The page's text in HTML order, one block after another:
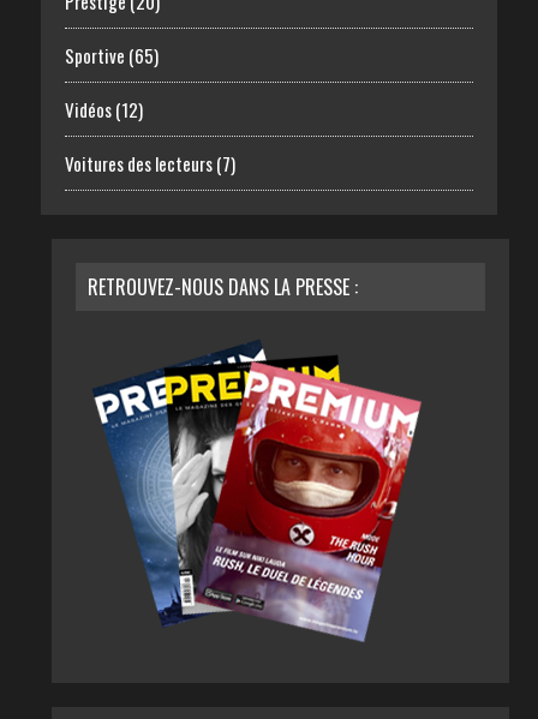
Sportive (65)
Vidéos(12)
Voitures des lecteurs(7)
RETROUVEZ-NOUS DANS LA PRESSE :